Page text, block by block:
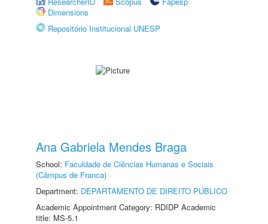
Dimensions
Repositório Institucional UNESP
Ana Gabriela Mendes Braga
School: Faculdade de Ciências Humanas e Sociais
(Câmpus de Franca)
Department: DEPARTAMENTO DE DIREITO PÚBLICO
Academic Appointment Category: RDIDP Academic
title: MS-5.1